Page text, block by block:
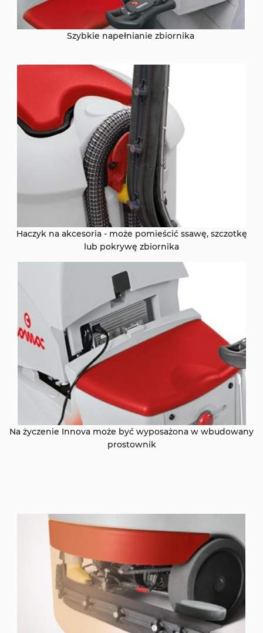
Szybkie napełnianie zbiornika
Haczyk na akcesoria - może pomieścić ssawę, szczotkę
lub pokrywę zbiornika
Na życzenie Innova może być wyposażona w wbudowany
prostownik